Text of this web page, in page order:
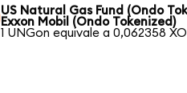
US Natural Gas Fund (Ondo
Exxon Mobil (Ondo Tokenized)
1 UNGon equivale a 0,062358